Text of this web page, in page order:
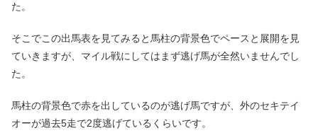
た。
そこでこの出馬表を見てみると馬柱の背景色でペースと展開を見
ていきますが、マイル戦にしてはまず逃げ馬が全然いませんでし
た。
馬柱の背景色で赤を出しているのが逃げ馬ですが、外のセキテイ
オーが過去5走で2度逃げているくらいです。